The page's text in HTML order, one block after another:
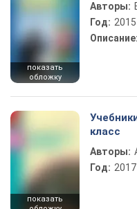
показать
обложку
Авторы:
Год: 2015
Описание:
показать
класс
Авторы:
Год: 2017